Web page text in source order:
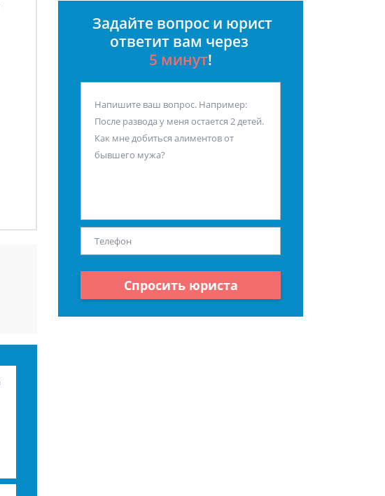
Задайте вопрос и юрист
ответит вам через
5 минут!
Спросить юриста